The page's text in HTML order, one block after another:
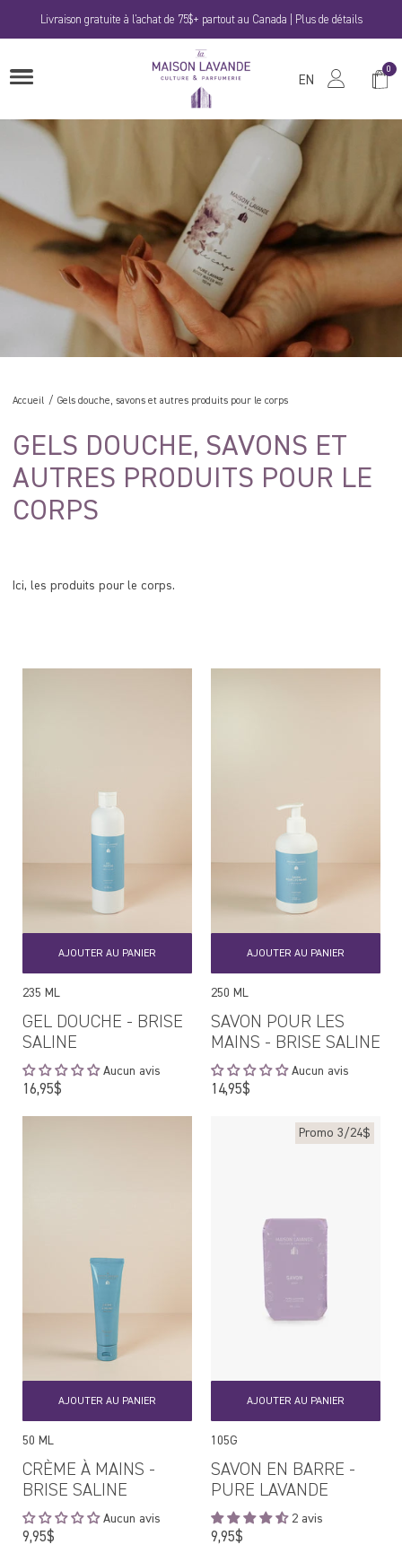
contenu
Livraison gratuite à l'achat de 75$+ partout au Canada | Plus de détails
OUVRIRE
LE
La
Maison
Lavande
EN
0
Accueil Gels douche, savons et autres produits pour le corps
GELS DOUCHE, SAVONS ET
AUTRES PRODUITS POUR LE
CORPS
Ici, les produits pour le corps.
AJOUTER AU PANIER
235 ML
GEL DOUCHE - BRISE
SALINE
Aucun avis
16,95$Prix
AJOUTER AU PANIER
250 ML
SAVON POUR LES
MAINS - BRISE SALINE
Aucun avis
14,95$Prix
AJOUTER AU PANIER
50 ML
CRÈME À MAINS -
BRISE SALINE
Aucun avis
9,95$Prix
AJOUTER AU PANIER
Promo 3/24$
105G
SAVON EN BARRE -
PURE LAVANDE
2 avis
9,95$Prix